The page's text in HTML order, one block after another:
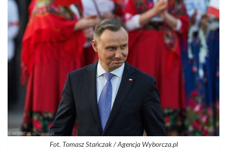
Fot. Tomasz Stańczak / Agencja Wyborcza.pl